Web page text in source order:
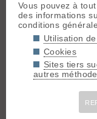
https://
pour les chaussures.
chaussures de ski.
E-bike pour les
03.12.2024 à 20:58)
Un bon bafang sur
avis le meilleur
En plus le vieux
Vous pouvez à
des informations
conditions
Utilisation
Cookies
Sites tiers
autres